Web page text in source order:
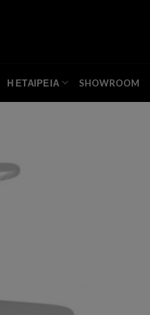
Η ΕΤΑΙΡΕΙΑ SHOWROOM